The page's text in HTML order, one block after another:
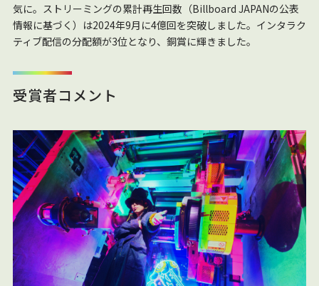
気に。ストリーミングの累計再生回数（Billboard JAPANの公表
情報に基づく）は2024年9月に4億回を突破しました。インタラク
ティブ配信の分配額が3位となり、銅賞に輝きました。
受賞者コメント